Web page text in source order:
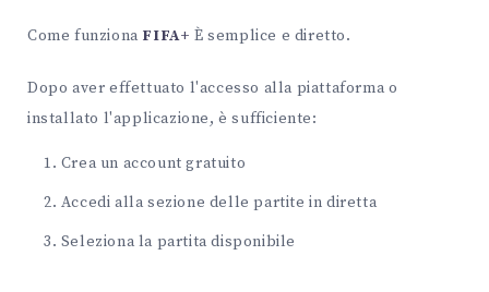
Come funziona FIFA+ È semplice e diretto.
Dopo aver effettuato l'accesso alla piattaforma o
installato l'applicazione, è sufficiente:
Crea un account gratuito
Accedi alla sezione delle partite in diretta
Seleziona la partita disponibile